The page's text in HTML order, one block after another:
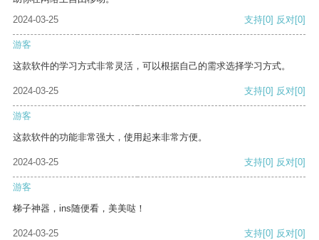
2024-03-25
支持[0] 反对[0]
游客
这款软件的学习方式非常灵活，可以根据自己的需求选择学习方式。
2024-03-25 支持[0] 反对[0]
游客
这款软件的功能非常强大，使用起来非常方便。
2024-03-25 支持[0] 反对[0]
游客
梯子神器，ins随便看，美美哒！
2024-03-25 支持[0] 反对[0]